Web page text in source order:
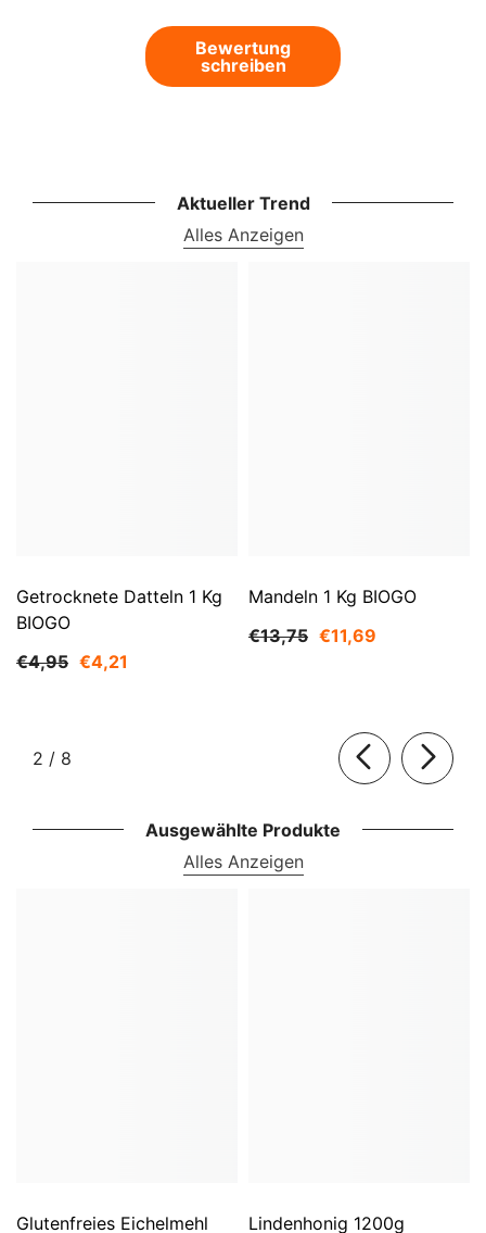
Bewertung
schreiben
Aktueller Trend
Alles Anzeigen
Getrocknete Datteln 1 Kg
BIOGO
€4,95 €4,21
Mandeln 1 Kg BIOGO
€13,75 €11,69
2 / von
8
Ausgewählte Produkte
Alles Anzeigen
Glutenfreies Eichelmehl Lindenhonig 1200g